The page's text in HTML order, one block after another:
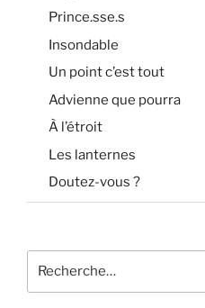
Prince.sse.s
Insondable
Un point c’est tout
Advienne que pourra
À l’étroit
Les lanternes
Doutez-vous ?
pour